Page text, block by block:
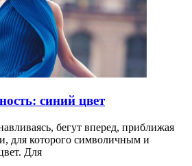
синий цвет
бегут вперед, приближая
для которого символичным и
Для